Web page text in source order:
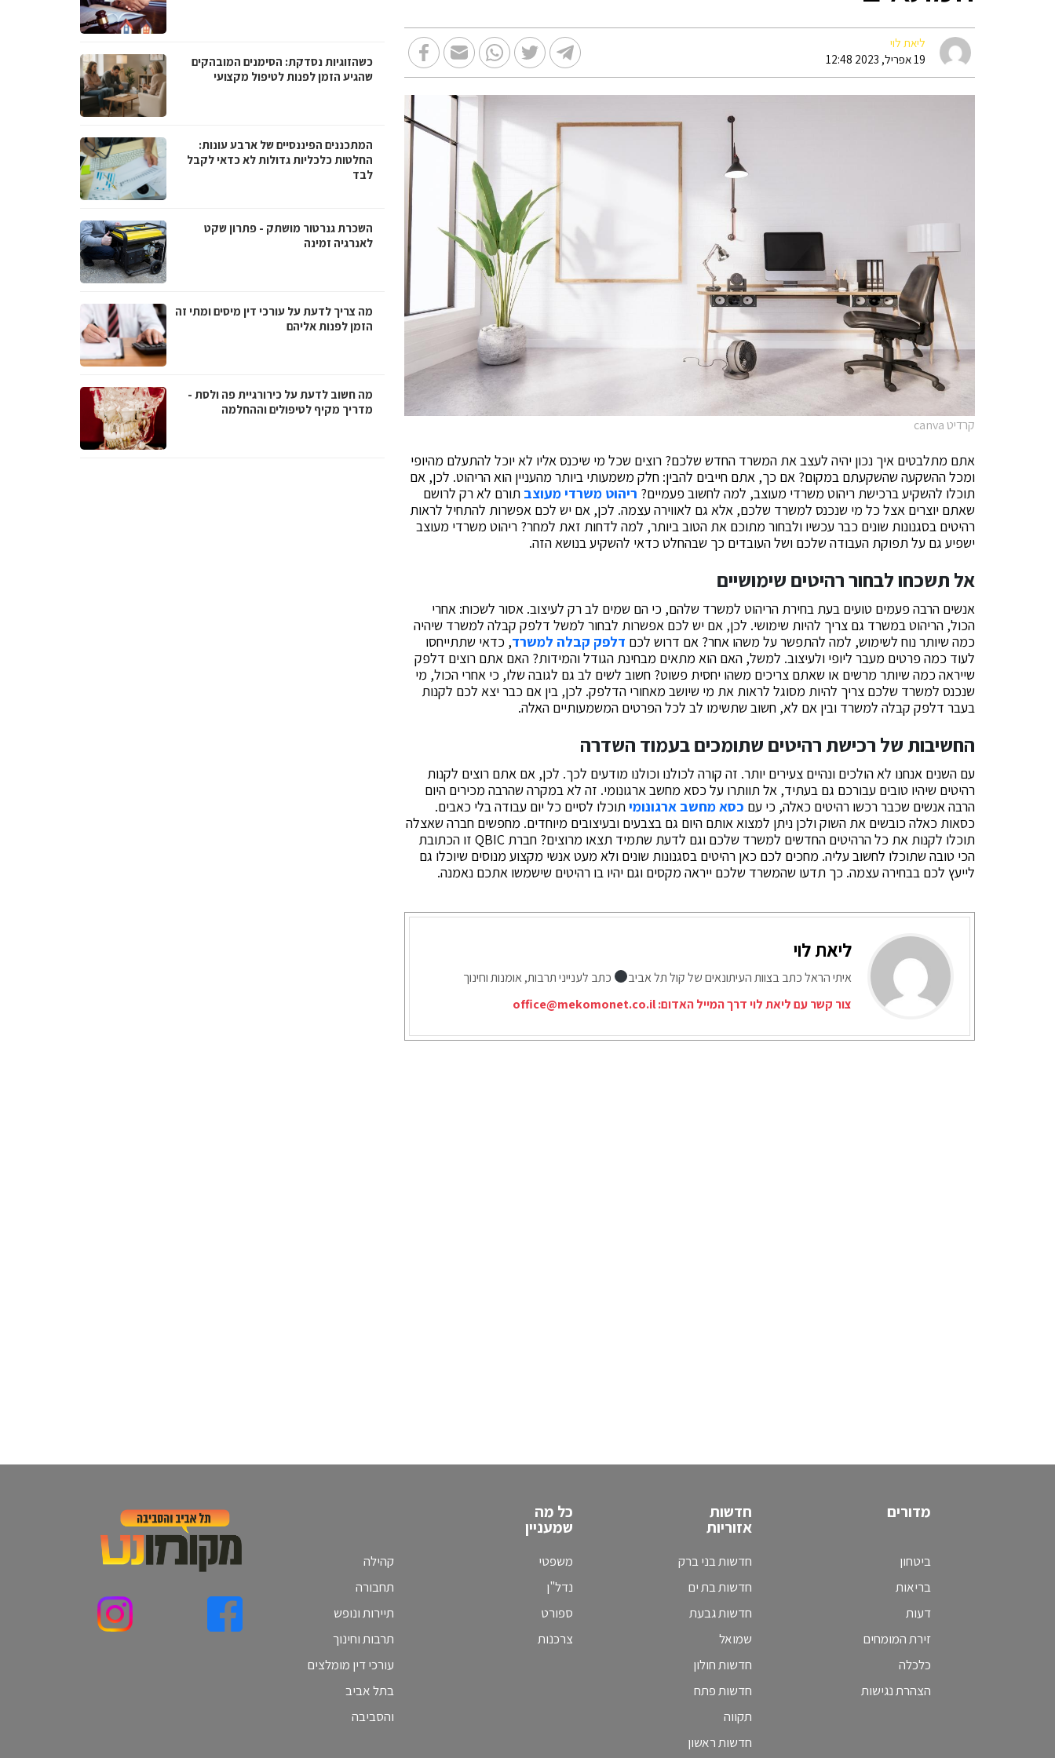
ליאת לוי
19 אפריל, 2023 12:48
קרדיט canva
אתם מתלבטים איך נכון יהיה לעצב את המשרד החדש שלכם? רוצים שכל מי שיכנס אליו לא יוכל להתעלם מהיופי
ומכל ההשקעה שהשקעתם במקום? אם כך, אתם חייבים להבין: חלק משמעותי ביותר מהעניין הוא הריהוט. לכן, אם
תוכלו להשקיע ברכישת ריהוט משרדי מעוצב, למה לחשוב פעמיים? ריהוט משרדי מעוצב תורם לא רק לרושם
שאתם יוצרים אצל כל מי שנכנס למשרד שלכם, אלא גם לאווירה עצמה. לכן, אם יש לכם אפשרות להתחיל לראות
רהיטים בסגנונות שונים כבר עכשיו ולבחור מתוכם את הטוב ביותר, למה לדחות זאת למחר? ריהוט משרדי מעוצב
ישפיע גם על תפוקת העבודה שלכם ושל העובדים כך שבהחלט כדאי להשקיע בנושא הזה.
אל תשכחו לבחור רהיטים שימושיים
אנשים הרבה פעמים טועים בעת בחירת הריהוט למשרד שלהם, כי הם שמים לב רק לעיצוב. אסור לשכוח: אחרי
הכול, הריהוט במשרד גם צריך להיות שימושי. לכן, אם יש לכם אפשרות לבחור למשל דלפק קבלה למשרד שיהיה
כמה שיותר נוח לשימוש, למה להתפשר על משהו אחר? אם דרוש לכם דלפק קבלה למשרד, כדאי שתתייחסו
לעוד כמה פרטים מעבר ליופי ולעיצוב. למשל, האם הוא מתאים מבחינת הגודל והמידות? האם אתם רוצים דלפק
שייראה כמה שיותר מרשים או שאתם צריכים משהו יחסית פשוט? חשוב לשים לב גם לגובה שלו, כי אחרי הכול, מי
שנכנס למשרד שלכם צריך להיות מסוגל לראות את מי שיושב מאחורי הדלפק. לכן, בין אם כבר יצא לכם לקנות
בעבר דלפק קבלה למשרד ובין אם לא, חשוב שתשימו לב לכל הפרטים המשמעותיים האלה.
החשיבות של רכישת רהיטים שתומכים בעמוד השדרה
עם השנים אנחנו לא הולכים ונהיים צעירים יותר. זה קורה לכולנו וכולנו מודעים לכך. לכן, אם אתם רוצים לקנות
רהיטים שיהיו טובים עבורכם גם בעתיד, אל תוותרו על כסא מחשב ארגונומי. זה לא במקרה שהרבה מכירים היום
הרבה אנשים שכבר רכשו רהיטים כאלה, כי עם כסא מחשב ארגונומיתוכלו לסיים כל יום עבודה בלי כאבים.
כסאות כאלה כובשים את השוק ולכן ניתן למצוא אותם היום גם בצבעים ובעיצובים מיוחדים. מחפשים חברה שאצלה
תוכלו לקנות את כל הרהיטים החדשים למשרד שלכם וגם לדעת שתמיד תצאו מרוצים? חברת QBIC זו הכתובת
הכי טובה שתוכלו לחשוב עליה. מחכים לכם כאן רהיטים בסגנונות שונים ולא מעט אנשי מקצוע מנוסים שיוכלו גם
לייעץ לכם בבחירה עצמה. כך תדעו שהמשרד שלכם ייראה מקסים וגם יהיו בו רהיטים שישמשו אתכם נאמנה.
ליאת לוי
איתי הראל כתב בצוות העיתונאים של קול תל אביב
כתב לענייני תרבות, אומנות וחינוך
צור קשר עם ליאת לוי דרך המייל האדום:office@mekomonet.co.il
כשהזוגיות נסדקת: הסימנים המובהקים
שהגיע הזמן לפנות לטיפול מקצועי
המתכננים הפיננסיים של ארבע עונות:
החלטות כלכליות גדולות לא כדאי לקבל
לבד
השכרת גנרטור מושתק - פתרון שקט
לאנרגיה זמינה
מה צריך לדעת על עורכי דין מיסים ומתי זה
הזמן לפנות אליהם
מה חשוב לדעת על כירורגיית פה ולסת -
מדריך מקיף לטיפולים וההחלמה
מדורים
ביטחון
בריאות
דעות
זירת המומחים
כלכלה
הצהרת נגישות
חדשות
אזוריות
חדשות בני ברק
חדשות בת ים
חדשות גבעת
שמואל
חדשות חולון
חדשות פתח
תקווה
חדשות ראשון
כל מה
שמעניין
משפטי
נדל"ן
ספורט
צרכנות
קהילה
תחבורה
תיירות ונופש
תרבות וחינוך
עורכי דין מומלצים
בתל אביב
והסביבה